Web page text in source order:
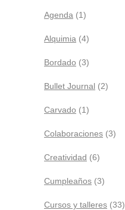
Agenda (1)
Alquimia (4)
Bordado (3)
Bullet Journal (2)
Carvado (1)
Colaboraciones (3)
Creatividad (6)
Cumpleaños (3)
Cursos y talleres (33)